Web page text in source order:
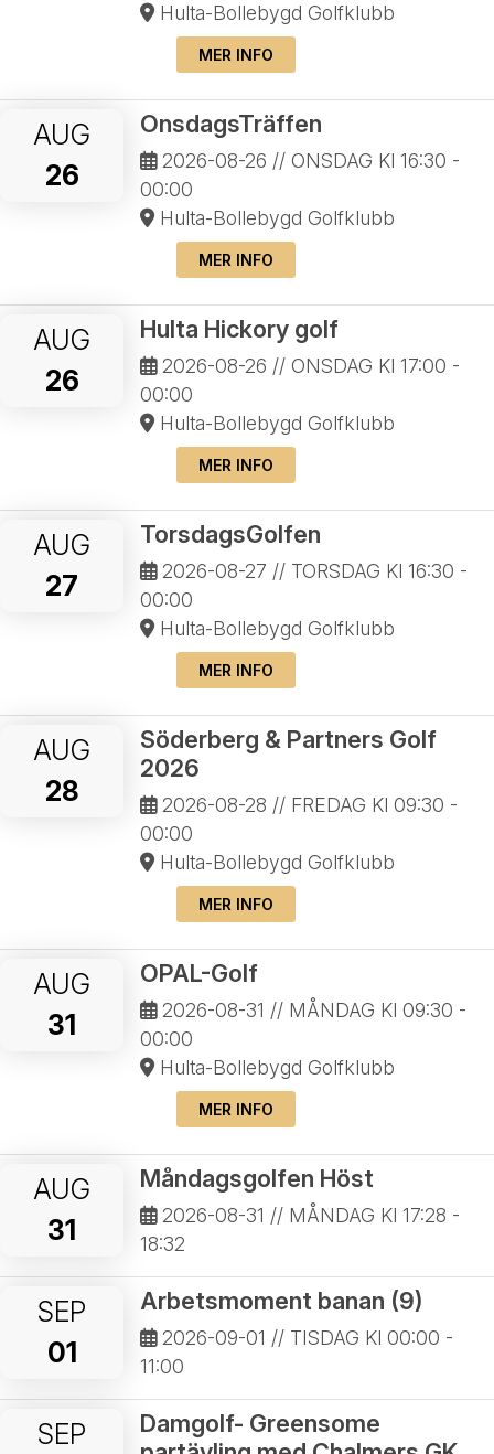
Hulta-Bollebygd Golfklubb
MER INFO
AUG
26
OnsdagsTräffen
2026-08-26 // ONSDAG Kl 16:30 -
00:00
Hulta-Bollebygd Golfklubb
MER INFO
AUG
26
Hulta Hickory golf
2026-08-26 // ONSDAG Kl 17:00 -
00:00
Hulta-Bollebygd Golfklubb
MER INFO
AUG
27
TorsdagsGolfen
2026-08-27 // TORSDAG Kl 16:30 -
00:00
Hulta-Bollebygd Golfklubb
MER INFO
AUG
28
Söderberg & Partners Golf
2026
2026-08-28 // FREDAG Kl 09:30 -
00:00
Hulta-Bollebygd Golfklubb
MER INFO
AUG
31
OPAL-Golf
2026-08-31 // MÅNDAG Kl 09:30 -
00:00
Hulta-Bollebygd Golfklubb
MER INFO
AUG
31
Måndagsgolfen Höst
2026-08-31 // MÅNDAG Kl 17:28 -
18:32
SEP
01
Arbetsmoment banan (9)
2026-09-01 // TISDAG Kl 00:00 -
11:00
SEP
Damgolf- Greensome